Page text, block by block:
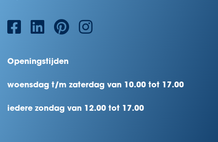
Openingstijden
woensdag t/m zaterdag van 10.00 tot 17.00
iedere zondag van 12.00 tot 17.00